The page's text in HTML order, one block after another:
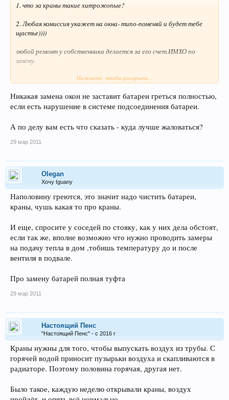
1. что за краны такие хитрожопые?
2. Любая комиссия укажет на окна- типо-поменяй и будет тебе
щастье))))
любой ремонт у собственника делается за его счет.ИМХО по
закону.
3.найдите других сантехников. вас разводят на бабло!
Нажмите, чтобы раскрыть...
Никакая замена окон не заставит батареи греться полностью,
если есть нарушение в системе подсоединения батареи.
А по делу вам есть что сказать - куда лучше жаловаться?
29 мар 2011
Olegan
Хочу Iguanу
Наполовину греются, это значит надо чистить батареи,
краны, чушь какая то про краны.
И еще, спросите у соседей по стояку, как у них дела обстоят,
если так же, вполне возможно что нужно проводить замеры
на подачу тепла в дом ,тобишь температуру до и после
вентиля в подвале.
Про замену батарей полная туфта
29 мар 2011
Настоящий Пенс
"Настоящий Пенс" - с 2016 г
Краны нужны для того, чтобы выпускать воздух из трубы. С
горячей водой приносит пузырьки воздуха и скапливаются в
радиаторе. Поэтому половина горячая, другая нет.
Было такое, каждую неделю открывали краны, воздух